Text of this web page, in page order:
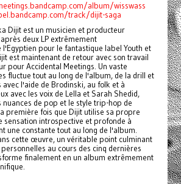
album/wisswass
track/dijit-saga
Dijit est un musicien et producteur
deux LP extrêmement
pour le fantastique label Youth et
est maintenant de retour avec son travail
pour Accidental Meetings. Un vaste
fluctue tout au long de l'album, de la drill et
l'aide de Brodinski, au folk et à
avec les voix de Lella et Sarah Shedid,
nuances de pop et le style trip-hop de
première fois que Dijit utilise sa propre
sensation introspective et profonde à
une constante tout au long de l'album.
cette œuvre, un véritable point culminant
au cours des cinq dernières
finalement en un album extrêmement